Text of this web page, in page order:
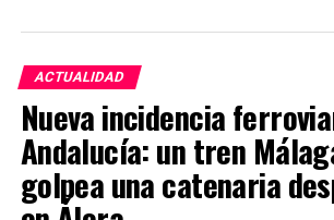
entre flamenco y copla, pero existe
especialmente relevante para
repertorio está inspirado
Marchena, Caracol, Pepe Pinto,
Paquera de Jerez. Es decir, Pepe
aparece aquí como una relación
añadida a posteriori, sino como una
ACTUALIDAD
Nueva incidencia
Andalucía: un tren
golpea una catenaria